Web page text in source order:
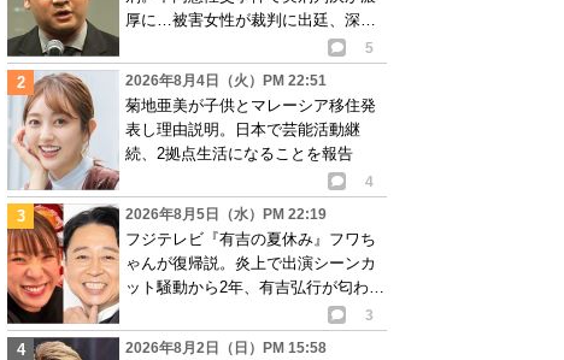
厚に…被害女性が裁判に出廷、深刻
5
2026年8月4日（火）PM 22:51
菊地亜美が子供とマレーシア移住発
表し理由説明。日本で芸能活動継
続、2拠点生活になることを報告
4
2026年8月5日（水）PM 22:19
フジテレビ『有吉の夏休み』フワち
ゃんが復帰説。炎上で出演シーンカ
ット騒動から2年、有吉弘行が匂わせ
3
2026年8月2日（日）PM 15:58